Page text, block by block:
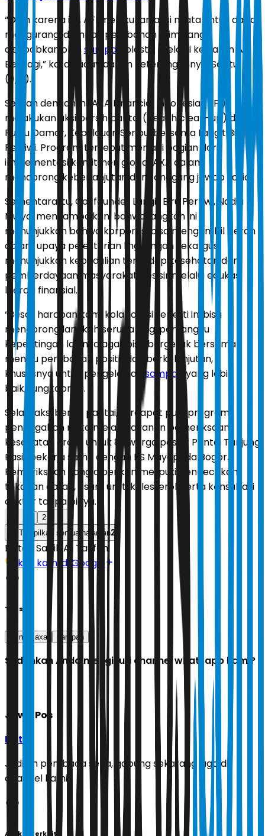
“Oleh karena itu, AFI melakukan aksi nyata untuk dapat
mengurangi dampak perubahan iklim yang
disebabkan olehsampah
plastik melalui kegiatan AFI
Berbagi,” kata Yadav dalam keterangannya, Sabtu
(9/5).
Sejalan dengan ini, AXA Financial Indonesia (AFI)
melakukan aksi bersih pantai (beach clean-up) di
Pulau Damar, Kepulauan Seribu, bersama Langit Biru
Pertiwi. Program tersebut menjadi bagian dari
implementasi komitmen global AXA dalam
mendorong keberlanjutan dan tanggung jawab sosial.
Sementara itu, Co-founder Langit Biru Pertiwi, Nadia
Mulya, menyampaikan, bahwa langkah ini
menunjukkan bahwa korporasi bisa mengambil peran
dalam upaya pelestarian lingkungan sekaligus
menunjukkan kepedulian terhadap kesehatan dan
pemberdayaan masyarakat pesisir melalui edukasi
literasi finansial.
“Besar harapan kami kolaborasi seperti ini bisa
mendorong langkah serupa bagi pemangku
kepentingan lainnya agar bisa bergerak bersama
menuju perubahan positif dan berkelanjutan,
khususnya untuk pengelolaan sampah
yang lebih
baik,” ungkapnya.
Selain aksi bersih pantai, terdapat pula program
pencegahan risiko melalui layanan pemeriksaan
kesehatan gratis untuk 82 warga pesisir Pantai Tanjung
Pasir bekerja sama dengan RS Mayapada Bogor.
Pemeriksaan yang diberikan meliputi pengecekan
tekanan darah, asam urat, kolesterol, serta konsultasi
dokter tanpa biaya.
2
Tampilkan semua halaman2
Editor: Sabik Aji Taufan
Ikuti kami di Google
Tags
iklim axa sampah
Sudahkah Anda mengikuti channel whatsapp kami?
Jawa Pos
Ikuti
Jadilah pembaca setia, gabung sekarang juga di
channel kami!
Artikel Terkait